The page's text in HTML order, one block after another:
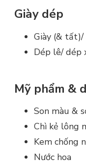
Giày dép
Giày (& tất)/
Dép lê/ dép
Mỹ phẩm &
Son màu &
Chì kẻ lông
Kem chống
Nước hoa